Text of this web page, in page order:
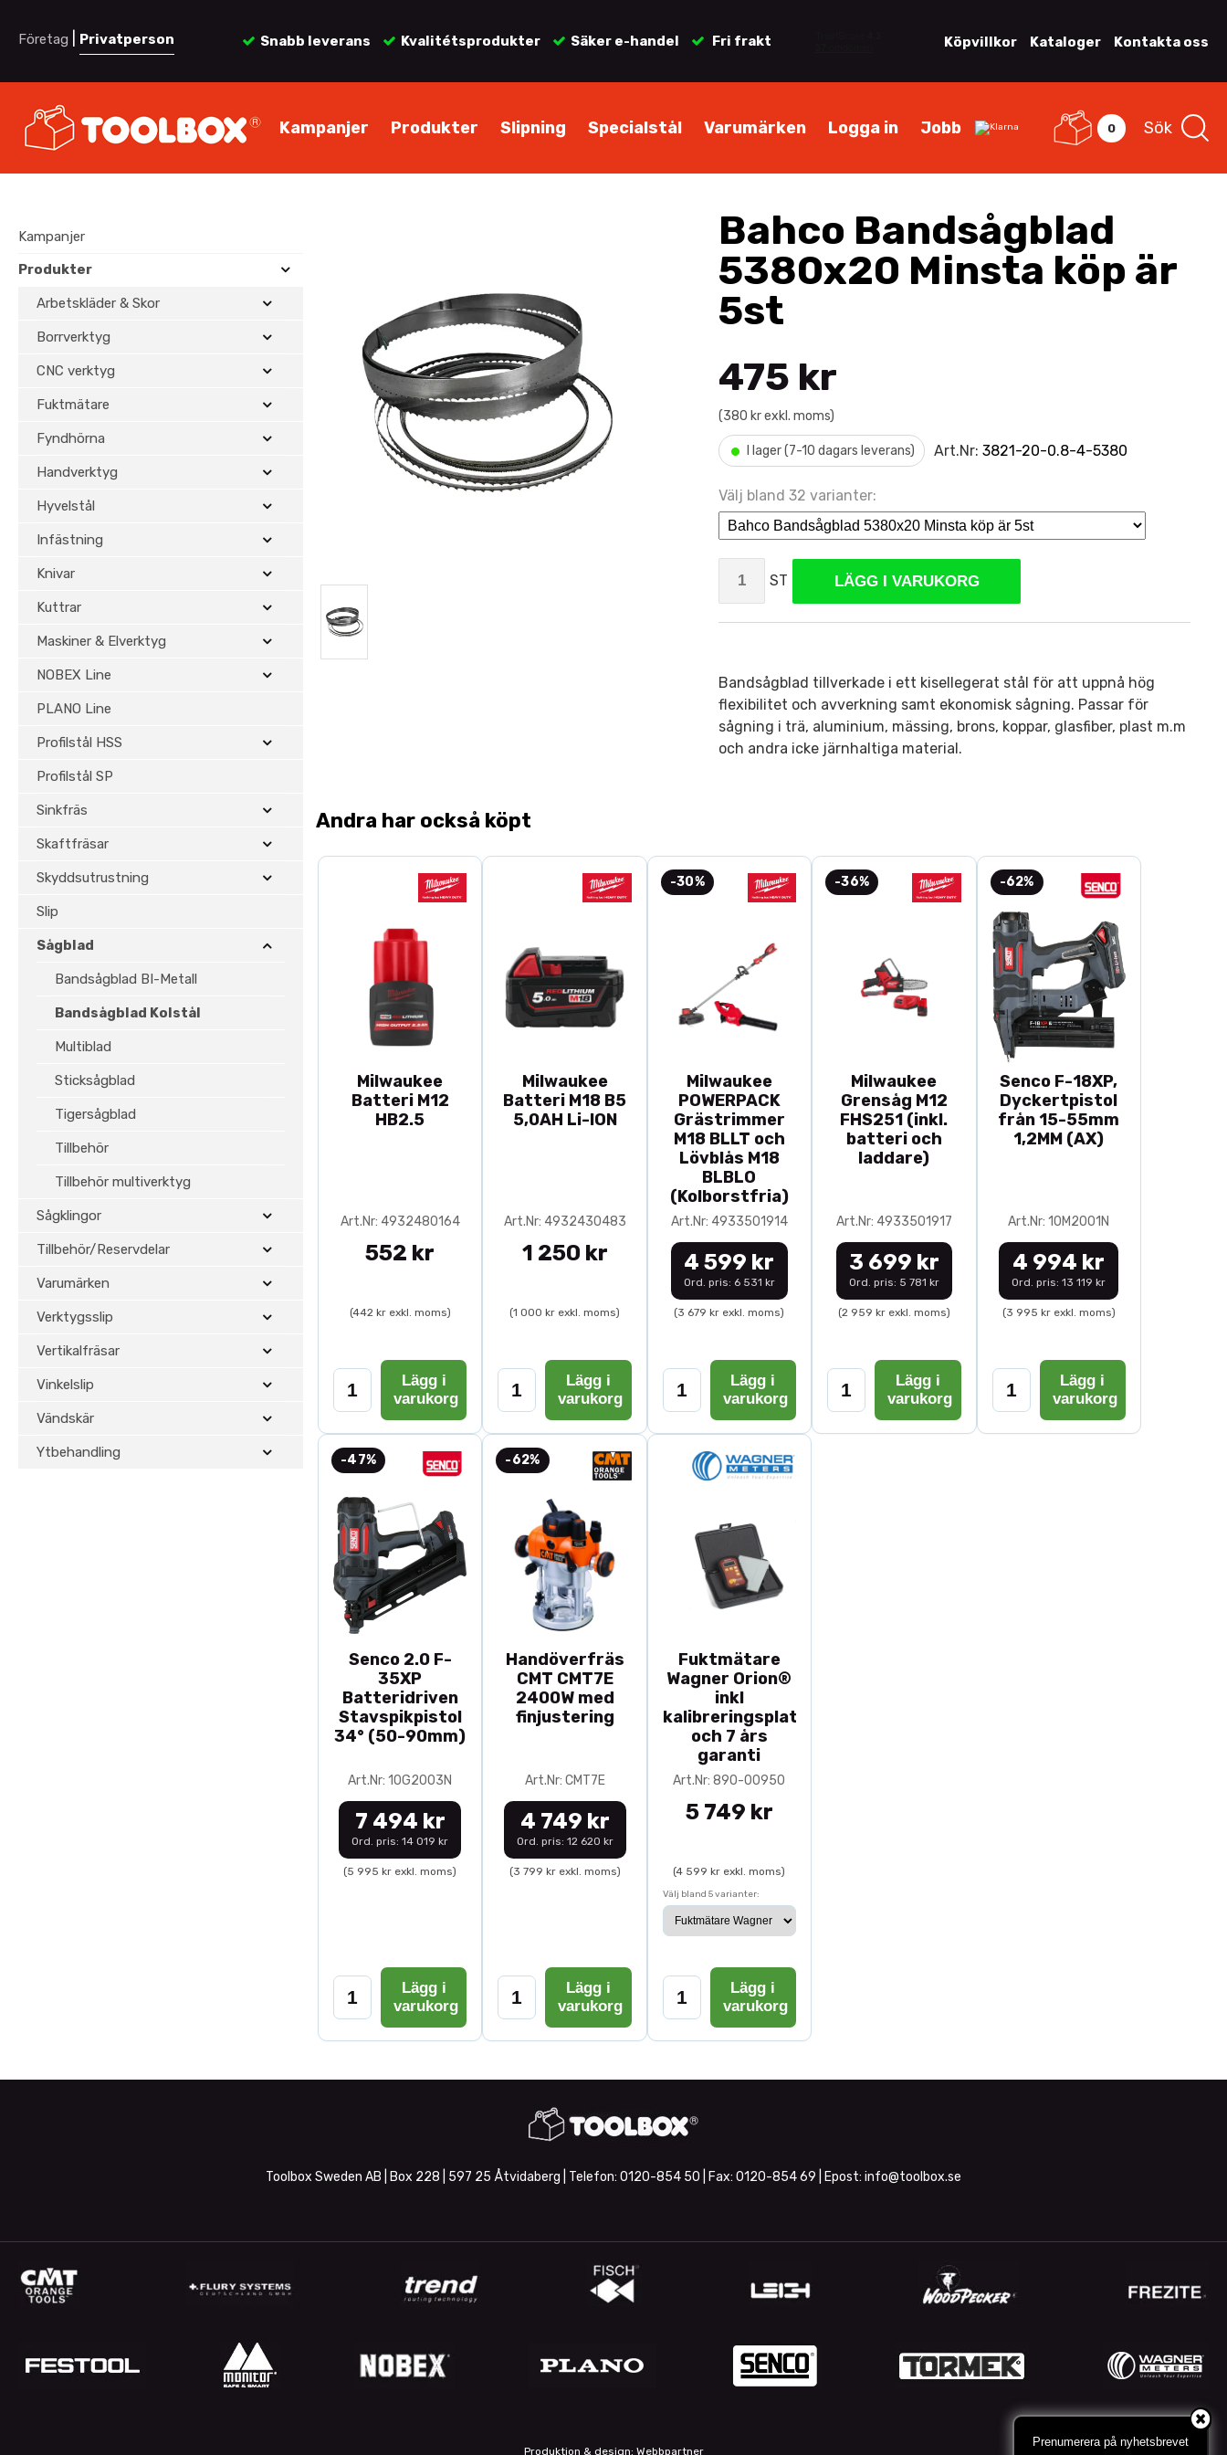
Företag Privatperson Snabb leverans Kvalitétsprodukter Säker e-handel Fri frakt Köpvillkor Kataloger Kontakta oss
Kampanjer Produkter Slipning Specialstål Varumärken Logga in Jobb 0 Sök
Kampanjer
Produkter
Arbetskläder & Skor
Borrverktyg
CNC verktyg
Fuktmätare
Fyndhörna
Handverktyg
Hyvelstål
Infästning
Knivar
Kuttrar
Maskiner & Elverktyg
NOBEX Line
PLANO Line
Profilstål HSS
Profilstål SP
Sinkfräs
Skaftfräsar
Skyddsutrustning
Slip
Sågblad
Bandsågblad BI-Metall
Bandsågblad Kolstål
Multiblad
Sticksågblad
Tigersågblad
Tillbehör
Tillbehör multiverktyg
Sågklingor
Tillbehör/Reservdelar
Varumärken
Verktygsslip
Vertikalfräsar
Vinkelslip
Vändskär
Ytbehandling
Bahco Bandsågblad
5380x20 Minsta köp är
5st
475 kr
(380 kr exkl. moms)
• I lager (7-10 dagars leverans) Art.Nr: 3821-20-0.8-4-5380
Välj bland 32 varianter:
ST LÄGG I VARUKORG
Bandsågblad tillverkade i ett kisellegerat stål för att uppnå hög
flexibilitet och avverkning samt ekonomisk sågning. Passar för
sågning i trä, aluminium, mässing, brons, koppar, glasfiber, plast m.m
och andra icke järnhaltiga material.
Andra har också köpt
Milwaukee
Batteri M12
HB2.5
Art.Nr: 4932480164
552 kr
(442 kr exkl. moms)
Lägg i
varukorg
Milwaukee
Batteri M18 B5
5,0AH Li-ION
Art.Nr: 4932430483
1 250 kr
(1 000 kr exkl. moms)
Lägg i
varukorg
-30%
Milwaukee
POWERPACK
Grästrimmer
M18 BLLT och
Lövblås M18
BLBLO
(Kolborstfria)
Art.Nr: 4933501914
4 599 kr
Ord. pris: 6 531 kr
(3 679 kr exkl. moms)
Lägg i
varukorg
-36%
Milwaukee
Grensåg M12
FHS251 (inkl.
batteri och
laddare)
Art.Nr: 4933501917
3 699 kr
Ord. pris: 5 781 kr
(2 959 kr exkl. moms)
Lägg i
varukorg
-62%
Senco F-18XP,
Dyckertpistol
från 15-55mm
1,2MM (AX)
Art.Nr: 10M2001N
4 994 kr
Ord. pris: 13 119 kr
(3 995 kr exkl. moms)
Lägg i
varukorg
-47%
Senco 2.0 F-
35XP
Batteridriven
Stavspikpistol
34° (50-90mm)
Art.Nr: 10G2003N
7 494 kr
Ord. pris: 14 019 kr
(5 995 kr exkl. moms)
Lägg i
varukorg
-62%
Handöverfräs
CMT CMT7E
2400W med
finjustering
Art.Nr: CMT7E
4 749 kr
Ord. pris: 12 620 kr
(3 799 kr exkl. moms)
Lägg i
varukorg
Fuktmätare
Wagner Orion®
inkl
kalibreringsplatta
och 7 års
garanti
Art.Nr: 890-00950
5 749 kr
(4 599 kr exkl. moms)
Välj bland 5 varianter:
Lägg i
varukorg
Toolbox Sweden AB | Box 228 | 597 25 Åtvidaberg | Telefon: 0120-854 50 | Fax: 0120-854 69 | Epost: info@toolbox.se
Produktion & design: Webbpartner
Prenumerera på nyhetsbrevet